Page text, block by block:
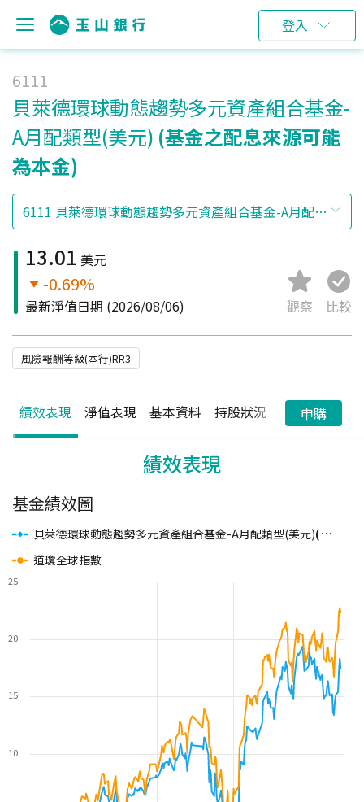
登入
6111
貝萊德環球動態趨勢多元資產組合基金-
A月配類型(美元) (基金之配息來源可能
為本金)
13.01 美元
-0.69%
最新淨值日期 (2026/08/06) 觀察 比較
風險報酬等級(本行)RR3
績效表現 淨值表現 基本資料 持股狀況 配息狀況
申購
績效表現
基金績效圖
貝萊德環球動態趨勢多元資產組合基金-A月配類型(美元)(基金之配息來源可能為本金)
道瓊全球指數
10
15
20
25